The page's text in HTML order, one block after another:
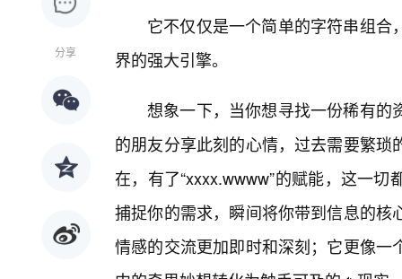
分享
它不仅仅是一个简单的字符串组
界的强大引擎。
想象一下，当你想寻找一份稀有的
的朋友分享此刻的心情，过去需要繁
在，有了“xxxx.wwww”的赋能，这一
捕捉你的需求，瞬间将你带到信息的
情感的交流更加即时和深刻；它更像